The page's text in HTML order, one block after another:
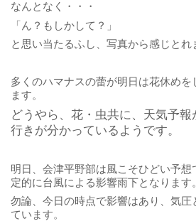
なんとなく・・・
「ん？もしかして？」
と思い当たるふし、写真から感じとれ
多くのハマナスの蕾が明日は花休めを
ます。
どうやら、花・虫共に、天気予
行きが分かっているようです。
明日、会津平野部は風こそひどい予想
定的に台風による影響雨下となります。
勿論、今日の時点で影響はあり、気圧
ています。